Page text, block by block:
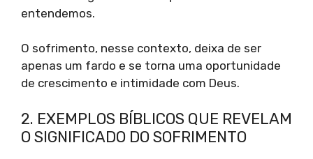
entendemos.
O sofrimento, nesse contexto, deixa de ser
apenas um fardo e se torna uma oportunidade
de crescimento e intimidade com Deus.
2. EXEMPLOS BÍBLICOS QUE REVELAM
O SIGNIFICADO DO SOFRIMENTO